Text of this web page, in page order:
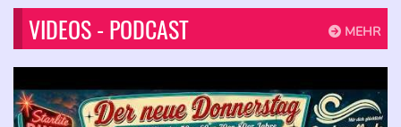
MEHR
VIDEOS - PODCAST